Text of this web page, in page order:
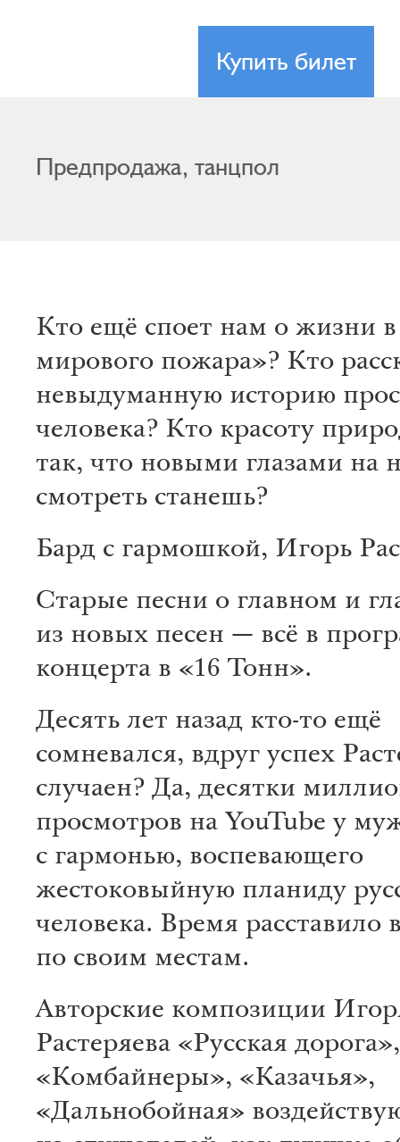
Купить билет
Предпродажа, танцпол
Кто ещё споет нам о жизни в
мирового пожара»? Кто
невыдуманную историю
человека? Кто красоту
так, что новыми глазами на
смотреть станешь?
Бард с гармошкой, Игорь
Старые песни о главном и
из новых песен — всё в
концерта в «16 Тонн».
Десять лет назад кто-то ещё
сомневался, вдруг успех
случаен? Да, десятки
просмотров на YouTube у
с гармонью, воспевающего
жестоковыйную планиду
человека. Время расставило
по своим местам.
Авторские композиции
Растеряева «Русская дорога»,
«Комбайнеры», «Казачья»,
«Дальнобойная»